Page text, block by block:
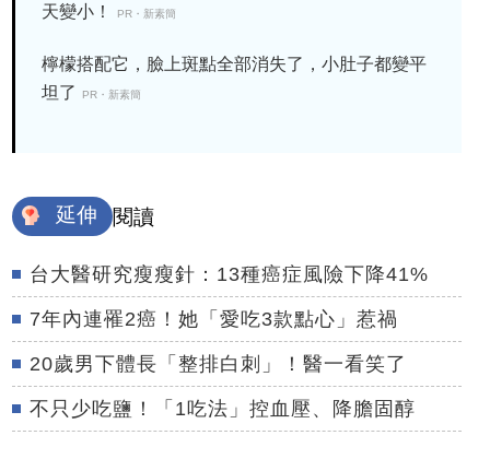
天變小！
PR・新素簡
檸檬搭配它，臉上斑點全部消失了，小肚子都變平
坦了
PR・新素簡
延伸 閱讀
台大醫研究瘦瘦針：13種癌症風險下降41%
7年內連罹2癌！她「愛吃3款點心」惹禍
20歲男下體長「整排白刺」！醫一看笑了
不只少吃鹽！「1吃法」控血壓、降膽固醇